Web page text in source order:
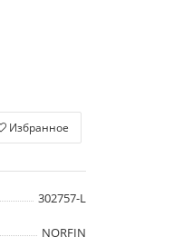
Избранное
302757-L
NORFIN